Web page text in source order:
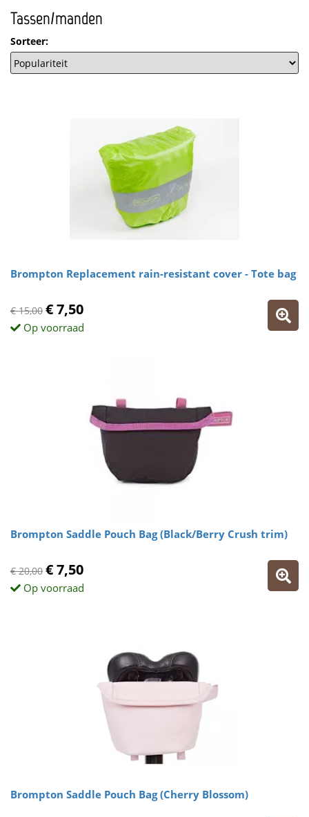
Tassen/manden
Sorteer:
Brompton Replacement rain-resistant cover - Tote bag
€ 15,00 € 7,50
Op voorraad
Brompton Saddle Pouch Bag (Black/Berry Crush trim)
€ 20,00 € 7,50
Op voorraad
Brompton Saddle Pouch Bag (Cherry Blossom)